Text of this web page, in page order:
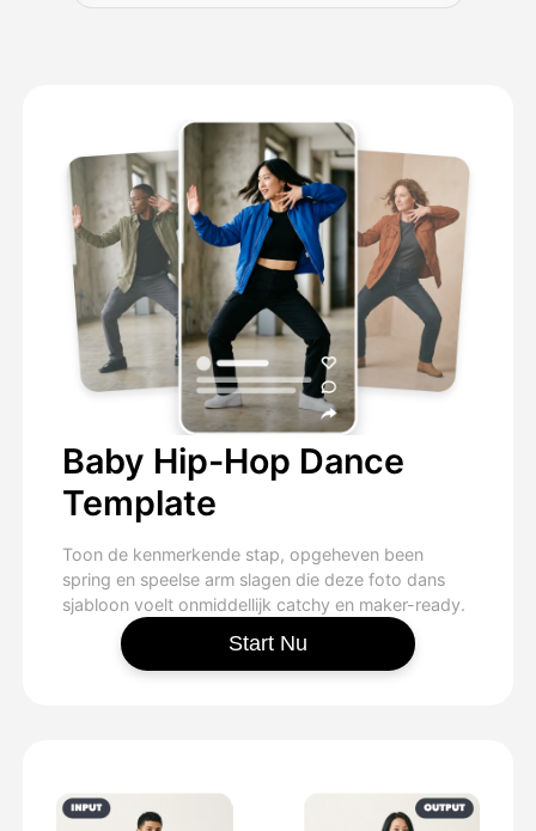
Baby Hip-Hop Dance
Template
Toon de kenmerkende stap, opgeheven been
spring en speelse arm slagen die deze foto dans
sjabloon voelt onmiddellijk catchy en maker-ready.
Start Nu